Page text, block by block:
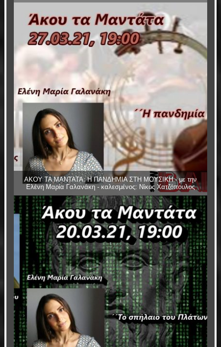
ΑΚΟΥ ΤΑ ΜΑΝΤΑΤΑ: Η ΠΑΝΔΗΜΙΑ ΣΤΗ ΜΟΥΣΙΚΗ - με την
Ελένη Μαρία Γαλανάκη - καλεσμένος: Νίκος Χατζόπουλος